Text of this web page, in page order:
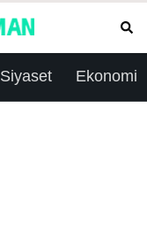
Siyaset Ekonomi